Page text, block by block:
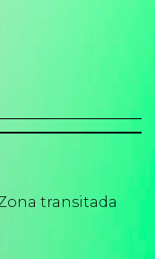
transitada